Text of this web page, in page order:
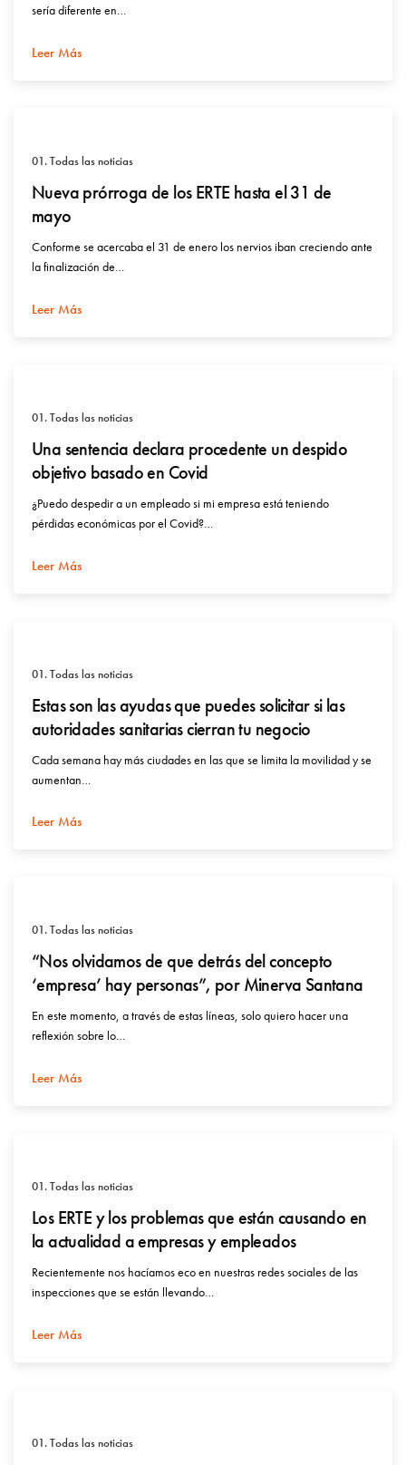
sería diferente en…
Leer Más
01. Todas las noticias
Nueva prórroga de los ERTE hasta el 31 de
mayo
Conforme se acercaba el 31 de enero los nervios iban creciendo ante
la finalización de…
Leer Más
01. Todas las noticias
Una sentencia declara procedente un despido
objetivo basado en Covid
¿Puedo despedir a un empleado si mi empresa está teniendo
pérdidas económicas por el Covid?…
Leer Más
01. Todas las noticias
Estas son las ayudas que puedes solicitar si las
autoridades sanitarias cierran tu negocio
Cada semana hay más ciudades en las que se limita la movilidad y se
aumentan…
Leer Más
01. Todas las noticias
“Nos olvidamos de que detrás del concepto
‘empresa’ hay personas”, por Minerva Santana
En este momento, a través de estas líneas, solo quiero hacer una
reflexión sobre lo…
Leer Más
01. Todas las noticias
Los ERTE y los problemas que están causando en
la actualidad a empresas y empleados
Recientemente nos hacíamos eco en nuestras redes sociales de las
inspecciones que se están llevando…
Leer Más
01. Todas las noticias